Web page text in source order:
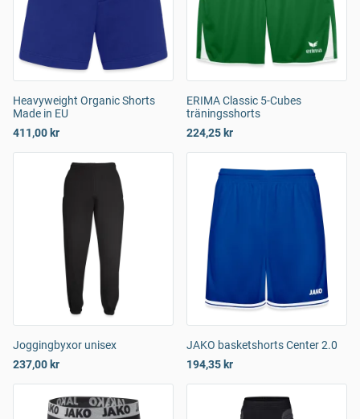
Heavyweight Organic Shorts
Made in EU
411,00 kr
ERIMA Classic 5-Cubes
träningsshorts
224,25 kr
Joggingbyxor unisex
237,00 kr
JAKO basketshorts Center 2.0
194,35 kr